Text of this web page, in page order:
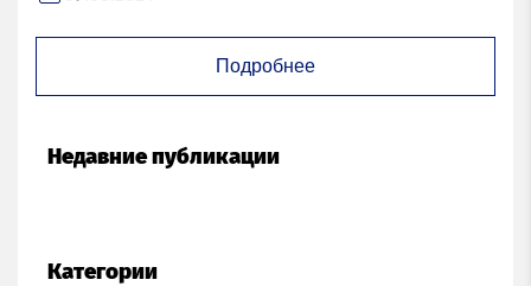
Недавние публикации
Категории
Подробнее
Ваш email
Отправить заявку